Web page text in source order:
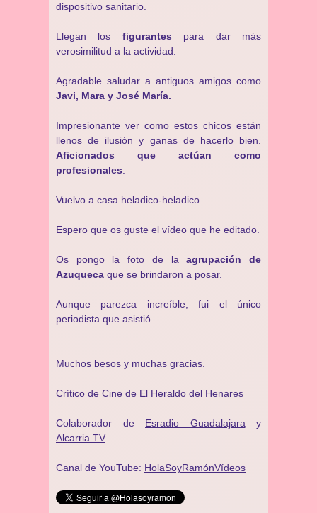
dispositivo sanitario.
Llegan los figurantes para dar más
verosimilitud a la actividad.
Agradable saludar a antiguos amigos como
Javi, Mara y José María.
Impresionante ver como estos chicos están
llenos de ilusión y ganas de hacerlo bien.
Aficionados que actúan como
profesionales
Vuelvo a casa heladico-heladico.
Espero que os guste el vídeo que he editado.
Os pongo la foto de laagrupación de
Azuqueca que se brindaron a posar.
Aunque parezca increíble, fui el único
periodista que asistió.
Muchos besos y muchas gracias.
Crítico de Cine de El Heraldo del Henares
Colaborador de Esradio Guadalajara y
Alcarria TV
Canal de YouTube: HolaSoyRamónVídeos